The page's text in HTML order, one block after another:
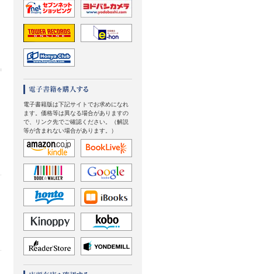
電子書籍版は下記サイトでお求めになれ
ます。価格等は異なる場合がありますの
で、リンク先でご確認ください。（解説
等が含まれない場合があります。）